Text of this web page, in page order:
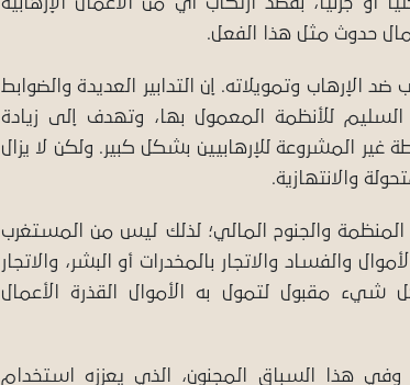
حدوث مثل هذا الفعل.
الإرهاب وتمويلاته. إن التدابير العديدة والضوابط
السليم للأنظمة المعمول بها، وتهدف إلى زيادة
غير المشروعة للإرهابيين بشكل كبير. ولكن لا يزال
والانتهازية.
المنظمة والجنوح المالي؛ لذلك ليس من المستغرب
والفساد والاتجار بالمخدرات أو البشر، والاتجار
كل شيء مقبول لتمول به الأموال القذرة الأعمال
وفي هذا السباق المجنون، الذي يعززه استخدام